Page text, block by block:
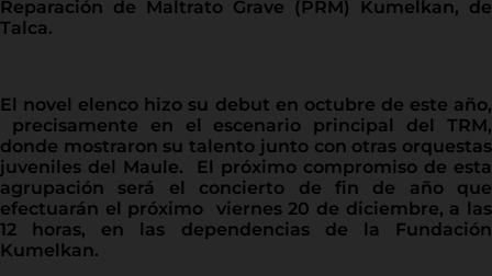
Reparación de Maltrato Grave (PRM) Kumelkan, de
Talca.
El novel elenco hizo su debut en octubre de este año,
precisamente en el escenario principal del TRM,
donde mostraron su talento junto con otras orquestas
juveniles del Maule. El próximo compromiso de esta
agrupación será el concierto de fin de año que
efectuarán el próximo viernes 20 de diciembre, a las
12 horas, en las dependencias de la Fundación
Kumelkan.